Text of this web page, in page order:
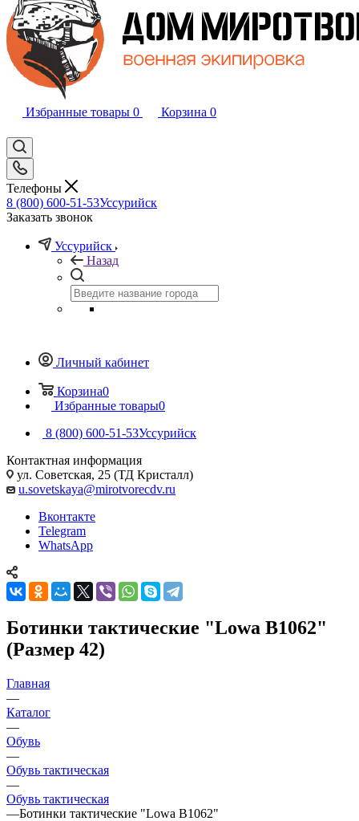
Избранные товары 0 Корзина 0
Телефоны
8 (800) 600-51-53Уссурийск
Заказать звонок
Уссурийск
Назад
Личный кабинет
Корзина0
Избранные товары0
8 (800) 600-51-53Уссурийск
Контактная информация
ул. Советская, 25 (ТД Кристалл)
u.sovetskaya@mirotvorecdv.ru
Вконтакте
Telegram
WhatsApp
Ботинки тактические "Lowa В1062"
(Размер 42)
Главная
—
Каталог
—
Обувь
—
Обувь тактическая
—
Обувь тактическая
—Ботинки тактические "Lowa В1062"